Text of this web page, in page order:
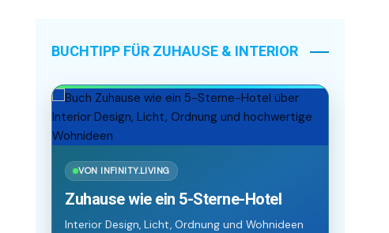
BUCHTIPP FÜR ZUHAUSE & INTERIOR
VON INFINITY.LIVING
Zuhause wie ein 5-Sterne-Hotel
Interior Design, Licht, Ordnung und Wohnideen